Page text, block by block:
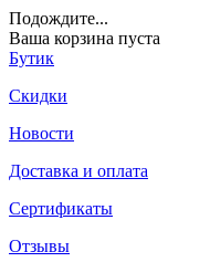
Подождите...
Ваша корзина пуста
Бутик
Скидки
Новости
Доставка и оплата
Сертификаты
Отзывы